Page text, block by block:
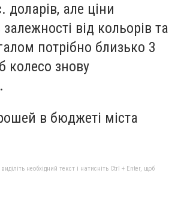
доларів, але ціни
від кольорів та
потрібно близько 3
колесо знову
в бюджеті міста
необхідний текст і натисніть Ctrl + Enter, щоб